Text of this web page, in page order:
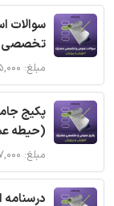
سوالات
تخصصی
مبلغ: ۴۸۵,۰۰۰ تومان
پکیج
(حیطه
مبلغ: ۶۹۷,۰۰۰ تومان